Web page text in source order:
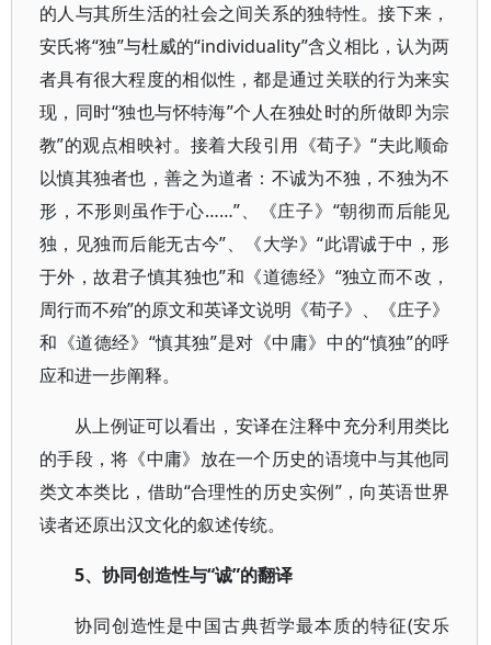
的人与其所生活的社会之间关系的独特性。接下来，
安氏将“独”与杜威的“individuality”含义相比，认为两
者具有很大程度的相似性，都是通过关联的行为来实
现，同时“独也与怀特海”个人在独处时的所做即为宗
教”的观点相映衬。接着大段引用《荀子》“夫此顺命
以慎其独者也，善之为道者：不诚为不独，不独为不
形，不形则虽作于心……”、《庄子》“朝彻而后能见
独，见独而后能无古今”、《大学》“此谓诚于中，形
于外，故君子慎其独也”和《道德经》“独立而不改，
周行而不殆”的原文和英译文说明《荀子》、《庄子》
和《道德经》“慎其独”是对《中庸》中的“慎独”的呼
应和进一步阐释。
从上例证可以看出，安译在注释中充分利用类比
的手段，将《中庸》放在一个历史的语境中与其他同
类文本类比，借助“合理性的历史实例”，向英语世界
读者还原出汉文化的叙述传统。
5、协同创造性与“诚”的翻译
协同创造性是中国古典哲学最本质的特征(安乐